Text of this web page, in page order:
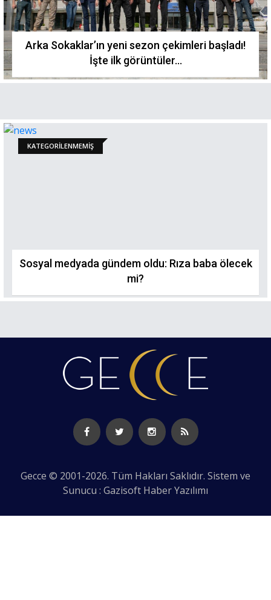
Arka Sokaklar’ın yeni sezon çekimleri başladı!
İşte ilk görüntüler...
KATEGORILENMEMIŞ
Sosyal medyada gündem oldu: Rıza baba ölecek
mi?
Gecce © 2001-2026. Tüm Hakları Saklıdır. Sistem ve
Sunucu : Gazisoft Haber Yazılımı